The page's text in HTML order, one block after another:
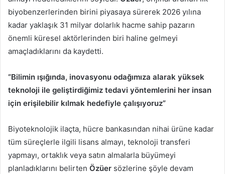
biyobenzerlerinden birini piyasaya sürerek 2026 yılına
kadar yaklaşık 31 milyar dolarlık hacme sahip pazarın
önemli küresel aktörlerinden biri haline gelmeyi
amaçladıklarını da kaydetti.
“Bilimin ışığında, inovasyonu odağımıza alarak yüksek
teknoloji ile geliştirdiğimiz tedavi yöntemlerini her insan
için erişilebilir kılmak hedefiyle çalışıyoruz”
Biyoteknolojik ilaçta, hücre bankasından nihai ürüne kadar
tüm süreçlerle ilgili lisans almayı, teknoloji transferi
yapmayı, ortaklık veya satın almalarla büyümeyi
planladıklarını belirten Özüer sözlerine şöyle devam